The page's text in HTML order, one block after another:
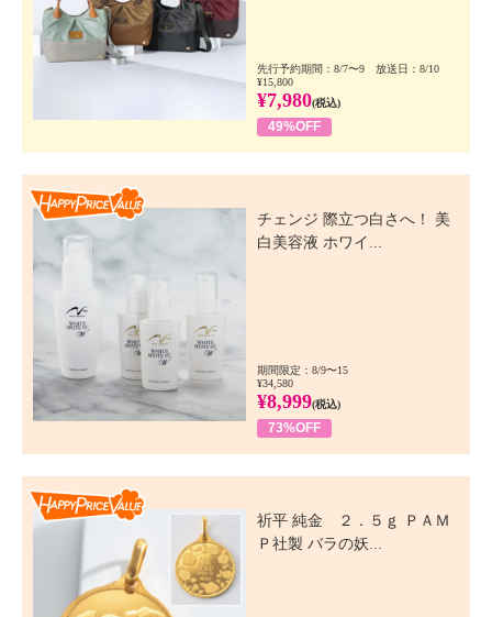
先行予約期間：8/7〜9 放送日：8/10
¥15,800
¥7,980(税込)
49%OFF
チェンジ 際立つ白さへ！ 美
白美容液 ホワイ...
期間限定：8/9〜15
¥34,580
¥8,999(税込)
73%OFF
祈平 純金 ２．５ｇ ＰＡＭ
Ｐ社製 バラの妖...